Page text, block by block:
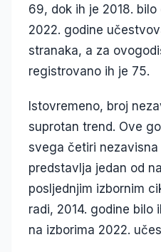
69, dok ih je 2018.
2022. godine
stranaka, a za
registrovano ih je 75.
Istovremeno, broj
suprotan trend. Ove
svega četiri
predstavlja jedan od
posljednjim izbornim
radi, 2014. godine bilo
na izborima 2022.